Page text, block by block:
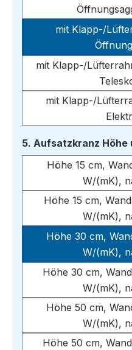
mit Klapp-/
mit Klapp-/
mit Klapp-/
5. Aufsatzkranz Höhe
Höhe 15 cm,
W/(mK),
Höhe 15 cm,
W/(mK),
Höhe 30 cm,
W/(mK),
Höhe 30 cm,
W/(mK),
Höhe 50 cm,
W/(mK),
Höhe 50 cm,